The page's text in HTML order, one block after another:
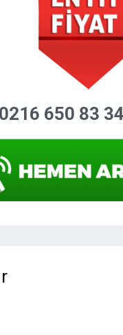
0216 650 83 34